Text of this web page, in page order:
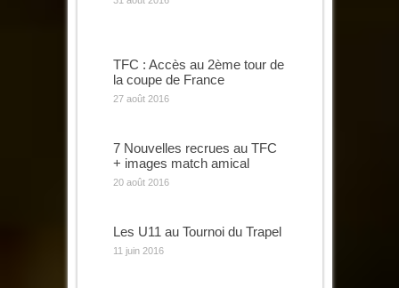
TFC : Accès au 2ème tour de
la coupe de France
27 août 2016
7 Nouvelles recrues au TFC
+ images match amical
20 août 2016
Les U11 au Tournoi du Trapel
11 juin 2016